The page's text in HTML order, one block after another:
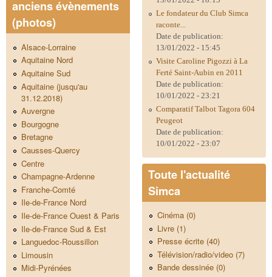
anciens évènements
(photos)
Alsace-Lorraine
Aquitaine Nord
Aquitaine Sud
Aquitaine (jusqu'au
31.12.2018)
Auvergne
Bourgogne
Bretagne
Causses-Quercy
Centre
Champagne-Ardenne
Franche-Comté
Ile-de-France Nord
Ile-de-France Ouest & Paris
Ile-de-France Sud & Est
Languedoc-Roussillon
Limousin
Midi-Pyrénées
Le fondateur du Club Simca
raconte...
Date de publication:
13/01/2022 - 15:45
Visite Caroline Pigozzi à La
Ferté Saint-Aubin en 2011
Date de publication:
10/01/2022 - 23:21
Comparatif Talbot Tagora 604
Peugeot
Date de publication:
10/01/2022 - 23:07
Toute l'actualité
Simca
Cinéma (0)
Livre (1)
Presse écrite (40)
Télévision/radio/video (7)
Bande dessinée (0)